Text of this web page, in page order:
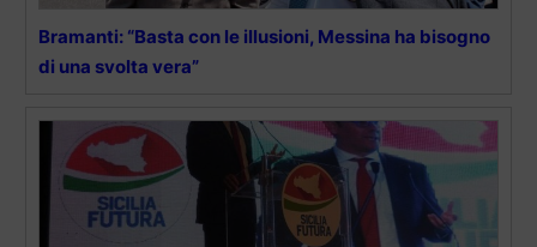
Bramanti: “Basta con le illusioni, Messina ha bisogno
di una svolta vera”